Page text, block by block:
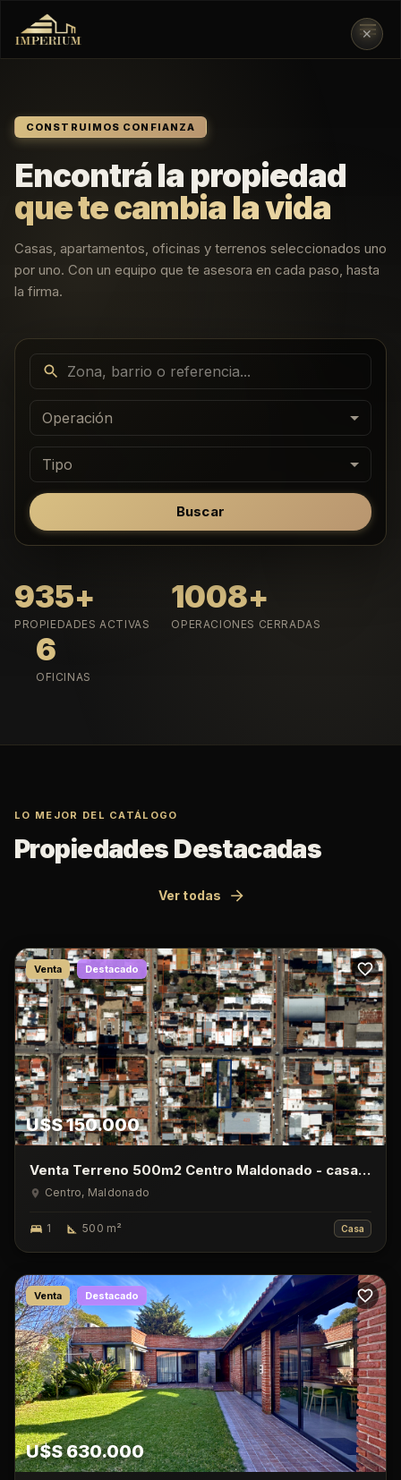
CONSTRUIMOS CONFIANZA
Encontrá la propiedad
que te cambia la vida
Casas, apartamentos, oficinas y terrenos seleccionados uno
por uno. Con un equipo que te asesora en cada paso, hasta
la firma.
Operación
Tipo
Buscar
935+
PROPIEDADES ACTIVAS
1008+
OPERACIONES CERRADAS
6
OFICINAS
LO MEJOR DEL CATÁLOGO
Propiedades Destacadas
Ver todas
Venta Destacado
U$S 150.000
Venta Terreno 500m2 Centro Maldonado - casa
de 1 Dormitorio
Centro, Maldonado
1 500 m² Casa
Venta Destacado
U$S 630.000
✕